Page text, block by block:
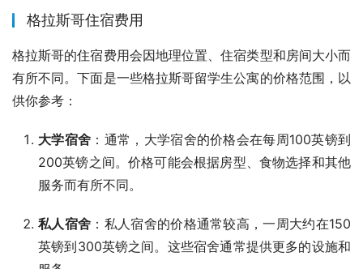
格拉斯哥住宿费用
格拉斯哥的住宿费用会因地理位置、住宿类型和房间大小而
有所不同。下面是一些格拉斯哥留学生公寓的价格范围，以
供你参考：
大学宿舍 ：通常，大学宿舍的价格会在每周100英镑到
200英镑之间。价格可能会根据房型、食物选择和其他
服务而有所不同。
私人宿舍 ：私人宿舍的价格通常较高，一周大约在150
英镑到300英镑之间。这些宿舍通常提供更多的设施和